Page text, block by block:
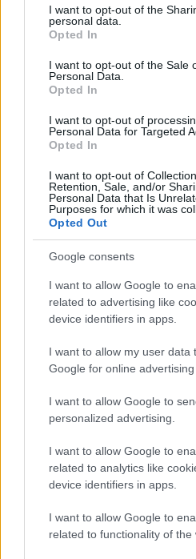
not limited to your visit or usage
grant or deny consent to Google
use your data for below specified
consent section.
I want to opt-out of the
personal data.
Opted In
I want to opt-out of the Sale
Personal Data.
Opted In
I want to opt-out of
Personal Data for Targeted
Opted In
I want to opt-out of
Retention, Sale, and/or
Personal Data that Is
Purposes for which it was
Opted Out
Google consents
I want to allow Google to
related to advertising like
device identifiers in apps.
I want to allow my user data
Google for online advertising
I want to allow Google to
personalized advertising.
I want to allow Google to
related to analytics like
device identifiers in apps.
I want to allow Google to
related to functionality of the
Fidesz–KDNP
mandátumot szerzett, azt
demokrácia történetében
ülésén sem jelent meg.
kormányváltás történt,
kétharmados fideszes
alakuló ülésén részt vett
mondott Bajnai Gordon,
miniszterelnök. És még
hasonló, mint 2026-ban.
első kormányának
nemcsak ott volt a 2002.
országgyűlés
Magyar Péter várhatóan